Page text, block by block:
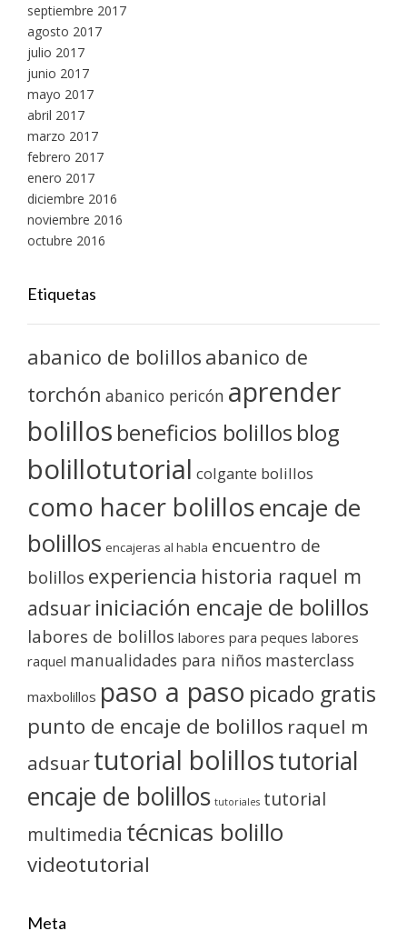
septiembre 2017
agosto 2017
julio 2017
junio 2017
mayo 2017
abril 2017
marzo 2017
febrero 2017
enero 2017
diciembre 2016
noviembre 2016
octubre 2016
Etiquetas
abanico de bolillos abanico de
torchón abanico pericón aprender
bolillos beneficios bolillos blog
bolillotutorial colgante bolillos
como hacer bolillosencaje de
bolillos encajeras al habla encuentro de
bolillos experiencia historia raquel m
adsuar iniciación encaje de bolillos
labores de bolillos labores para peques labores
raquel manualidades para niños masterclass
maxbolillos paso a paso picado gratis
punto de encaje de bolillos raquel m
adsuartutorial bolillostutorial
encaje de bolillos tutoriales tutorial
multimedia técnicas bolillo
videotutorial
Meta